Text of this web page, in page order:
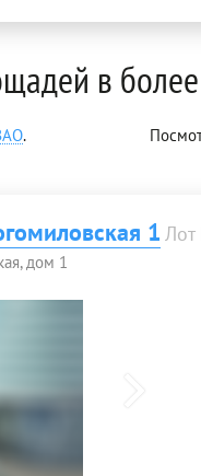
в
.
1
дом 1